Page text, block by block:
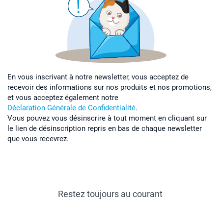
En vous inscrivant à notre newsletter, vous acceptez de
recevoir des informations sur nos produits et nos promotions,
et vous acceptez également notre
Déclaration Générale de Confidentialité.
Vous pouvez vous désinscrire à tout moment en cliquant sur
le lien de désinscription repris en bas de chaque newsletter
que vous recevrez.
Restez toujours au courant